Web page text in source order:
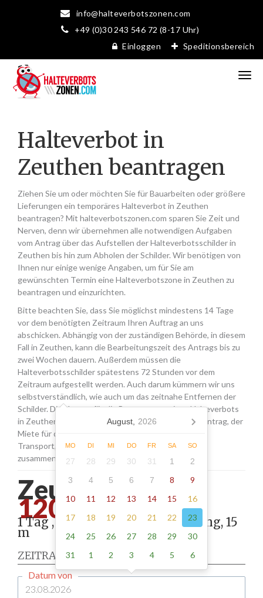
info@halteverbotszonen.com
+49 (0)30 243 546 72 (8-17 Uhr)
Einloggen
Speditionsbereich
Halteverbot in
Zeuthen beantragen
Ziehen Sie um oder möchten Sie für Bauarbeiten oder größere
Lieferungen ein temporäres Halteverbot in Zeuthen
beantragen? Mit halteverbotszonen.com sparen Sie Zeit und
Nerven, denn wir übernehmen alle notwendigen Aufgaben
vom Antrag über das Aufstellen der Halteverbotsschilder in
Zeuthen bis hin zum Abholen der Schilder. Wir benötigen von
Ihnen nur einige wenige Angaben, um für Sie am
gewünschten Termin eine Halteverbotszone in Zeuthen zu
beantragen und einzurichten.
Bitte beachten Sie, dass Sie möglichst mindestens 14 Tage
vor dem benötigten Zeitraum Ihren Auftrag an uns
abschicken. Abhängig von der zuständigen Behörde, in diesem
Fall in Zeuthen, kann die Bearbeitungszeit des Antrags bis zu
zwei Wochen dauern. Außerdem müssen die
Halteverbotsschilder spätestens 72 Stunden vor dem
Zeitraum aufgestellt werden. Auch darum kümmern wir uns
selbstverständlich, wie auch um das zeitnahe Entfernen der
Schilder. Die Kosten für die Beantragung eines Halteverbots
in Zeuthen setzen sich aus den Gebühren für den Antrag, der
Miete für die Schilder sowie einer Pauschale für den
Transport, das Aufstellen und Abholen der Schilder
zusammen.
Zeuthen -
120.00
1 Tag , Stellung gemäß Anordnung, 15
m
ZEITRAUM
Datum von
August, 2026
MO DI MI DO FR SA SO
27 28 29 30 31 1
2
3
4 5 6 7 8
9
10
11 12 13 14 15
16
17
18 19 20 21 22
23
24
25 26 27 28 29
30
31
1 2 3 4 5 6